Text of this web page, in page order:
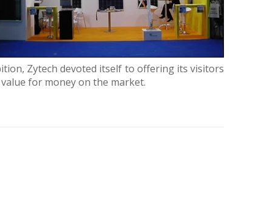
Zytech devoted itself to offering its visitors
for money on the market.